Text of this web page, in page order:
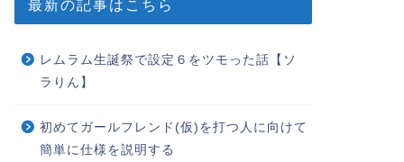
最新の記事はこちら
レムラム生誕祭で設定６をツモった話【ソ
ラりん】
初めてガールフレンド(仮)を打つ人に向けて
簡単に仕様を説明する